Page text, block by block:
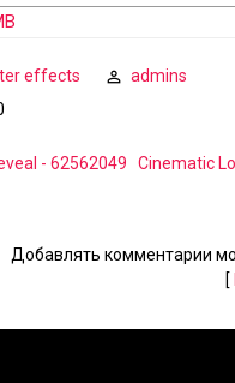
effects
admins
- 62562049 Cinematic
Добавлять комментарии
[